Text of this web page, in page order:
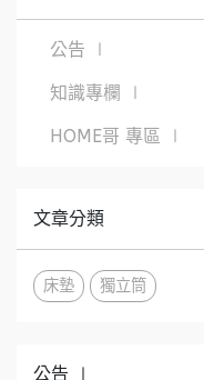
公告 ∣
知識專欄 ∣
HOME哥 專區 ∣
文章分類
床墊 獨立筒
公告 ∣